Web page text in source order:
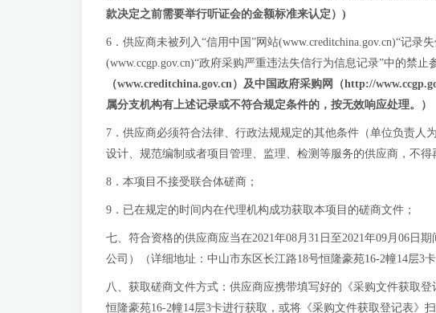
款决定之前需要举行听证会的金额标准来认定） )
6．供应商未被列入“信用中国”网站(www.creditchina.gov.cn)“记
(www.ccgp.gov.cn)“政府采购严重违法失信行为信息记录”中的禁止
（www.creditchina.gov.cn）及中国政府采购网（http://
属分支机构有上述记录或不符合规定条件的，按无效响应处理。）
7．供应商必须符合法律、行政法规规定的其他条件（单位负责
设计、规范编制或者项目管理、监理、检测等服务的供应商，不
8．本项目不接受联合体磋商；
9．已在规定的时间内在代理机构成功获取本项目的磋商文件；
七、符合资格的供应商应当在2021年08月31日至2021年09月06日
公司）（详细地址：中山市东区长江路18号恒隆豪苑16-2幢14层3
八、获取磋商文件方式：供应商应携带填写好的《采购文件获取
恒隆豪苑16-2幢14层3卡进行获取，或将《采购文件获取登记表》